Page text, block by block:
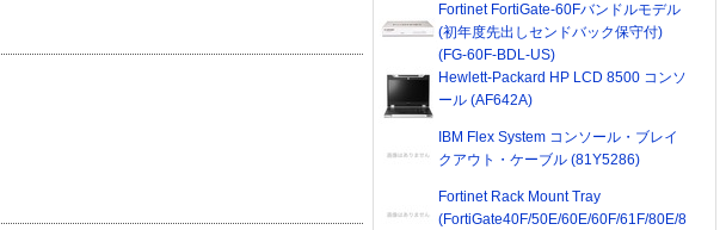
Fortinet FortiGate-60Fバンドルモデル
(初年度先出しセンドバック保守付)
(FG-60F-BDL-US)
Hewlett-Packard HP LCD 8500 コンソ
ール (AF642A)
IBM Flex System コンソール・ブレイ
クアウト・ケーブル (81Y5286)
Fortinet Rack Mount Tray
(FortiGate40F/50E/60E/60F/61F/80E/8